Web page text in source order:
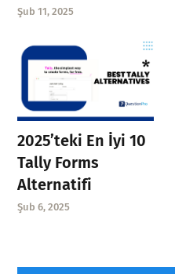
Şub 11, 2025
2025’teki En İyi 10
Tally Forms
Alternatifi
Şub 6, 2025